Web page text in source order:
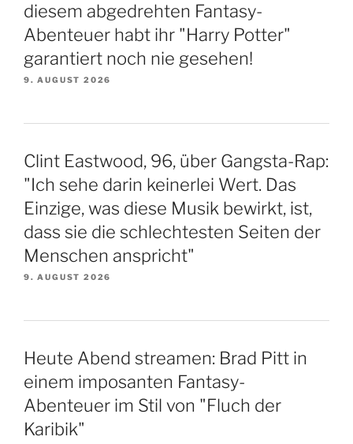
diesem abgedrehten Fantasy-
Abenteuer habt ihr "Harry Potter"
garantiert noch nie gesehen!
9. AUGUST 2026
Clint Eastwood, 96, über Gangsta-Rap:
"Ich sehe darin keinerlei Wert. Das
Einzige, was diese Musik bewirkt, ist,
dass sie die schlechtesten Seiten der
Menschen anspricht"
9. AUGUST 2026
Heute Abend streamen: Brad Pitt in
einem imposanten Fantasy-
Abenteuer im Stil von "Fluch der
Karibik"